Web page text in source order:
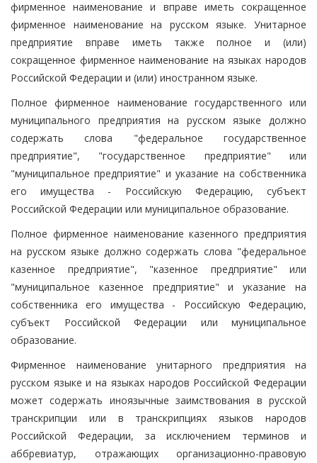
фирменное наименование и вправе иметь сокращенное
фирменное наименование на русском языке. Унитарное
предприятие вправе иметь также полное и (или)
сокращенное фирменное наименование на языках народов
Российской Федерации и (или) иностранном языке.
Полное фирменное наименование государственного или
муниципального предприятия на русском языке должно
содержать слова "федеральное государственное
предприятие", "государственное предприятие" или
"муниципальное предприятие" и указание на собственника
его имущества - Российскую Федерацию, субъект
Российской Федерации или муниципальное образование.
Полное фирменное наименование казенного предприятия
на русском языке должно содержать слова "федеральное
казенное предприятие", "казенное предприятие" или
"муниципальное казенное предприятие" и указание на
собственника его имущества - Российскую Федерацию,
субъект Российской Федерации или муниципальное
образование.
Фирменное наименование унитарного предприятия на
русском языке и на языках народов Российской Федерации
может содержать иноязычные заимствования в русской
транскрипции или в транскрипциях языков народов
Российской Федерации, за исключением терминов и
аббревиатур, отражающих организационно-правовую